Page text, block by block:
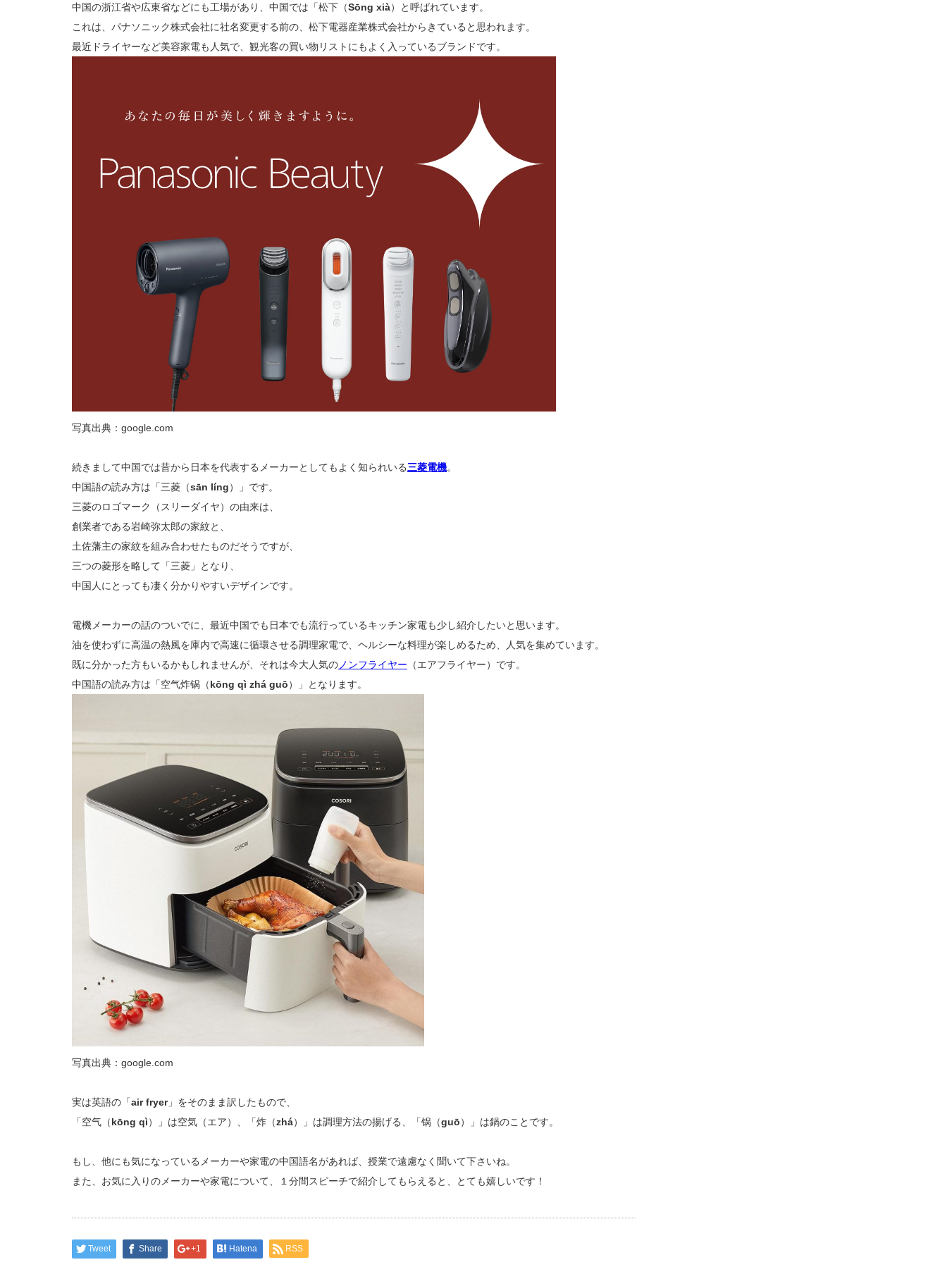
中国の浙江省や広東省などにも工場があり、中国では「松下（Sōng xià）と呼ばれています。
これは、パナソニック株式会社に社名変更する前の、松下電器産業株式会社からきていると思われます。
最近ドライヤーなど美容家電も人気で、観光客の買い物リストにもよく入っているブランドです。
写真出典：google.com
続きまして中国では昔から日本を代表するメーカーとしてもよく知られいる三菱電機。
中国語の読み方は「三菱（sān líng）」です。
三菱のロゴマーク（スリーダイヤ）の由来は、
創業者である岩崎弥太郎の家紋と、
土佐藩主の家紋を組み合わせたものだそうですが、
三つの菱形を略して「三菱」となり、
中国人にとっても凄く分かりやすいデザインです。
電機メーカーの話のついでに、最近中国でも日本でも流行っているキッチン家電も少し紹介したいと思います。
油を使わずに高温の熱風を庫内で高速に循環させる調理家電で、ヘルシーな料理が楽しめるため、人気を集めています。
既に分かった方もいるかもしれませんが、それは今大人気の ノンフライヤー （エアフライヤー）です。
中国語の読み方は「空气炸锅（kōng qì zhá guō）」となります。
写真出典：google.com
実は英語の「air fryer」をそのまま訳したもので、
「空气（kōng qì）」は空気（エア）、「炸（zhá）」は調理方法の揚げる、 「锅（guō）」は鍋のことです。
もし、他にも気になっているメーカーや家電の中国語名があれば、授業で遠慮なく聞いて下さいね。
また、お気に入りのメーカーや家電について、１分間スピーチで紹介してもらえると、とても嬉しいです！
Tweet Share +1 Hatena RSS